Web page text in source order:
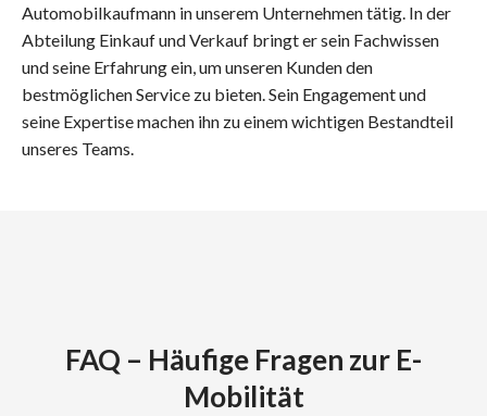
Automobilkaufmann in unserem Unternehmen tätig. In der
Abteilung Einkauf und Verkauf bringt er sein Fachwissen
und seine Erfahrung ein, um unseren Kunden den
bestmöglichen Service zu bieten. Sein Engagement und
seine Expertise machen ihn zu einem wichtigen Bestandteil
unseres Teams.
FAQ – Häufige Fragen zur E-
Mobilität